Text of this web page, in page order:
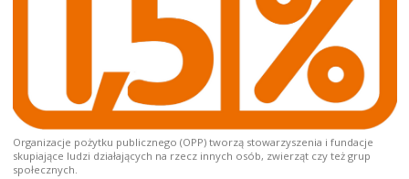
Organizacje pożytku publicznego (OPP) tworzą stowarzyszenia i fundacje
skupiające ludzi działających na rzecz innych osób, zwierząt czy też grup
społecznych.